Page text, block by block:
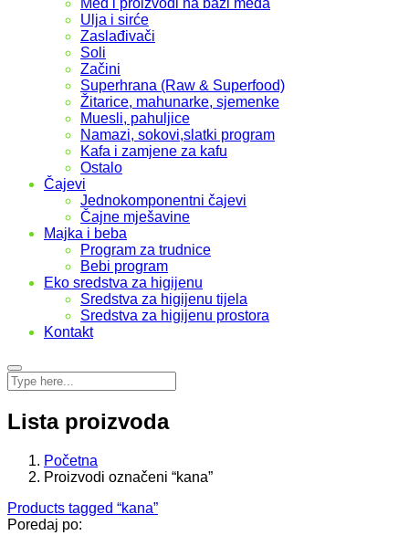
Med i proizvodi na bazi meda
Ulja i sirće
Zaslađivači
Soli
Začini
Superhrana (Raw & Superfood)
Žitarice, mahunarke, sjemenke
Muesli, pahuljice
Namazi, sokovi,slatki program
Kafa i zamjene za kafu
Ostalo
Čajevi
Jednokomponentni čajevi
Čajne mješavine
Majka i beba
Program za trudnice
Bebi program
Eko sredstva za higijenu
Sredstva za higijenu tijela
Sredstva za higijenu prostora
Kontakt
Lista proizvoda
Početna
Proizvodi označeni “kana”
Products tagged “kana”
Poredaj po: